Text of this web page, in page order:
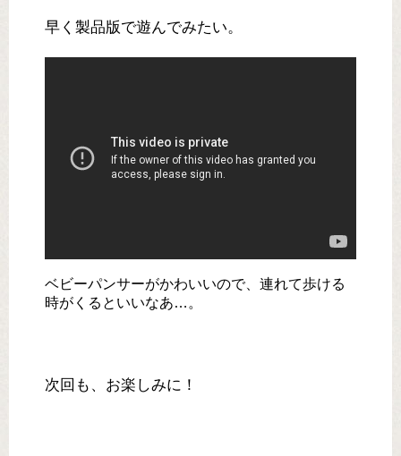
早く製品版で遊んでみたい。
ベビーパンサーがかわいいので、連れて歩ける
時がくるといいなあ…。
次回も、お楽しみに！